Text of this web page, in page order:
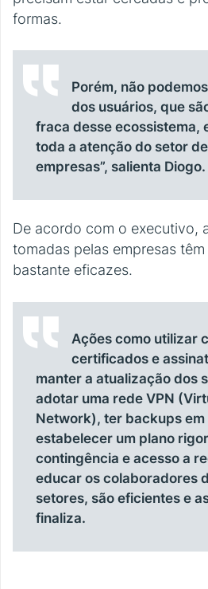
formas.
Porém, não
dos usuários, que
fraca desse ecossistema,
toda a atenção do setor
empresas”, salienta Diogo.
De acordo com o executivo,
tomadas pelas empresas
bastante eficazes.
Ações como utilizar
certificados e
manter a atualização dos
adotar uma rede VPN
Network), ter backups em
estabelecer um plano
contingência e acesso a
educar os colaboradores
setores, são eficientes e
finaliza.